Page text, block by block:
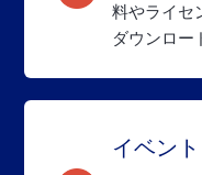
料やライセ
ダウンロー
イベン